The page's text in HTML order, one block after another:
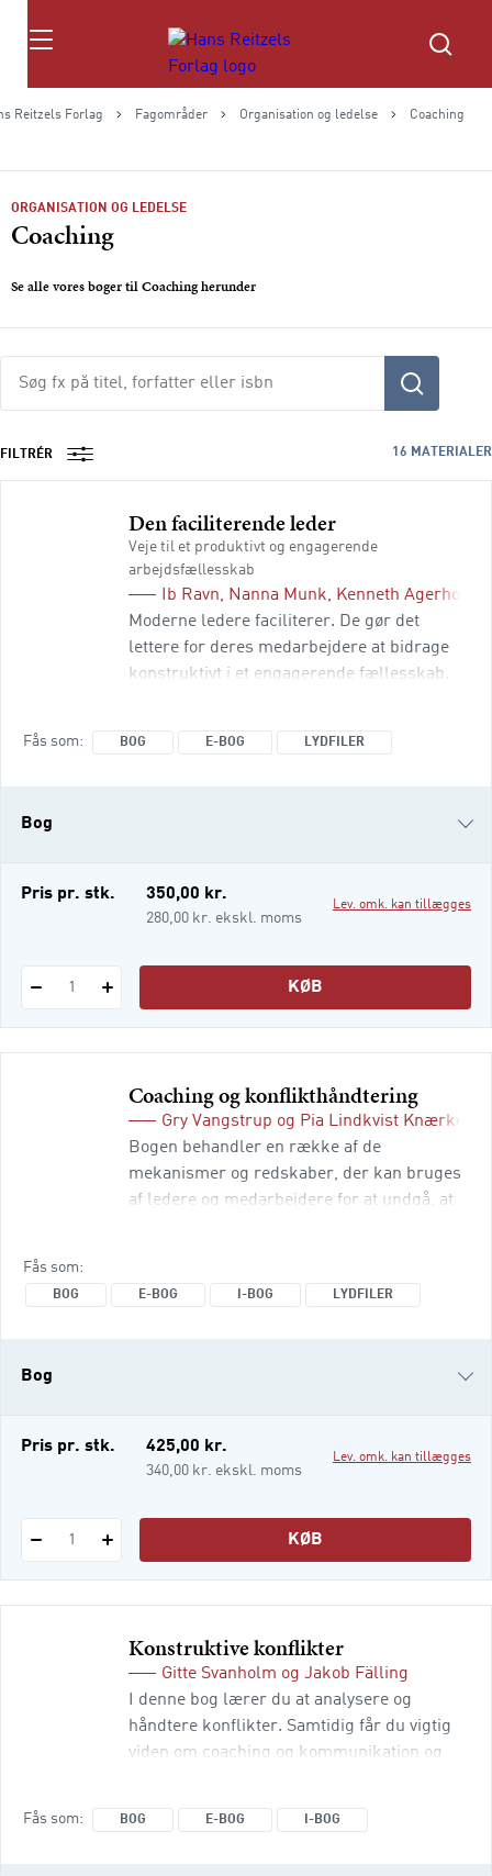
Søg
Reitzels Forlag Fagområder Organisation og ledelse Coaching
ORGANISATION OG LEDELSE
Coaching
Se alle vores bøger til Coaching herunder
titel,
FILTRÉR 16 MATERIALER
Den faciliterende leder
Veje til et produktivt og engagerende
arbejdsfællesskab
Ib Ravn, Nanna Munk, Kenneth Agerholm
Moderne ledere faciliterer. De gør det
lettere for deres medarbejdere at bidrage
konstruktivt i et engagerende fællesskab.
viser en tredje
Fås som BOG E-BOG LYDFILER
Bog
e-bog
Pris pr. stk. 350,00 kr.
280,00 kr. ekskl. moms
Lev. omk. kan tillægges
1 KØB
Coaching og konflikthåndtering
Gry Vangstrup og Pia Lindkvist
Bogen behandler en række af de
mekanismer og redskaber, der kan bruges
af ledere og medarbejdere for at undgå, at
Fås som
BOG E-BOG I-BOG LYDFILER
Bog
e-bog
Pris pr. stk. 425,00 kr.
340,00 kr. ekskl. moms
Lev. omk. kan tillægges
1 KØB
Konstruktive konflikter
Gitte Svanholm og Jakob Fälling
I denne bog lærer du at analysere og
håndtere konflikter. Samtidig får du vigtig
viden om coaching og kommunikation og
Fås som BOG E-BOG I-BOG